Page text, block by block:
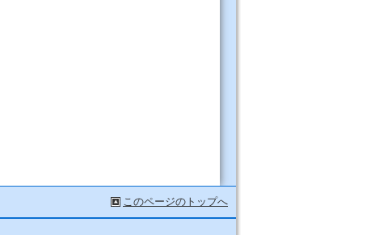
このページのトップへ